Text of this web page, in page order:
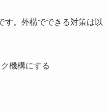
す。外構でできる対策は以
機構にする